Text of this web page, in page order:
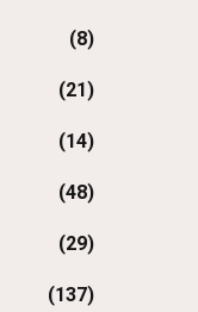
(8)
(21)
(14)
(48)
(29)
(137)